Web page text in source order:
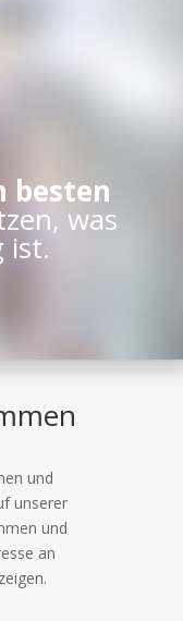
besten
was
ist.
und
unserer
und
an